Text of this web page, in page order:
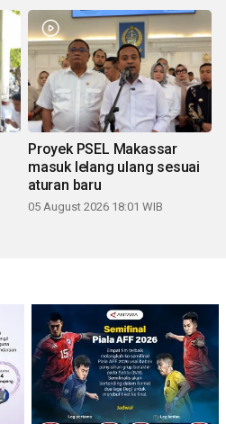
Proyek PSEL Makassar
masuk lelang ulang sesuai
aturan baru
05 August 2026 18:01 WIB